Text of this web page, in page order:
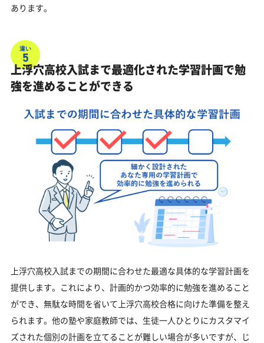
あります。
違い
5
上浮穴高校入試まで最適化された学習計画で勉
強を進めることができる
上浮穴高校入試までの期間に合わせた最適な具体的な学習計画を
提供します。これにより、計画的かつ効率的に勉強を進めること
ができ、無駄な時間を省いて上浮穴高校合格に向けた準備を整え
られます。他の塾や家庭教師では、生徒一人ひとりにカスタマイ
ズされた個別の計画を立てることが難しい場合が多いですが、じ